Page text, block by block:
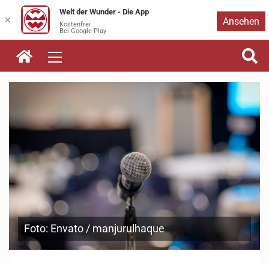
Zum
Inhalt
springen
Foto: Envato / manjurulhaque
✕
Welt der Wunder - Die App
Kostenfrei
Bei Google Play
Ansehen